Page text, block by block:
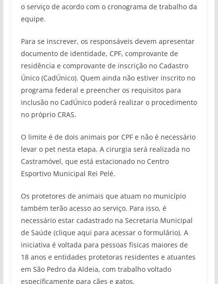
o serviço de acordo com o cronograma de trabalho da
equipe.
Para se inscrever, os responsáveis devem apresentar
documento de identidade, CPF, comprovante de
residência e comprovante de inscrição no Cadastro
Único (CadÚnico). Quem ainda não estiver inscrito no
programa federal e preencher os requisitos para
inclusão no CadÚnico poderá realizar o procedimento
no próprio CRAS.
O limite é de dois animais por CPF e não é necessário
levar o pet nesta etapa. A cirurgia será realizada no
Castramóvel, que está estacionado no Centro
Esportivo Municipal Rei Pelé.
Os protetores de animais que atuam no município
também terão acesso ao serviço. Para isso, é
necessário estar cadastrado na Secretaria Municipal
de Saúde (clique aqui para acessar o formulário). A
iniciativa é voltada para pessoas físicas maiores de
18 anos e entidades protetoras residentes e atuantes
em São Pedro da Aldeia, com trabalho voltado
especificamente para cães e gatos.